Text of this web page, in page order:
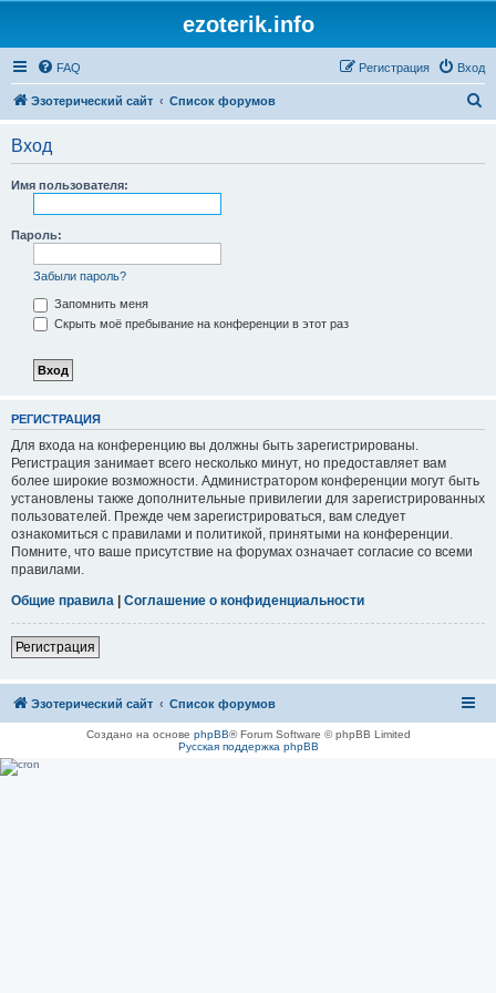
ezoterik.info
FAQ Вход
Регистрация
Эзотерический сайт Список форумов
Вход
Имя пользователя:
Пароль:
Забыли пароль?
Запомнить меня
Скрыть моё пребывание на конференции в этот раз
РЕГИСТРАЦИЯ
Для входа на конференцию вы должны быть зарегистрированы.
Регистрация занимает всего несколько минут, но предоставляет вам
более широкие возможности. Администратором конференции могут быть
установлены также дополнительные привилегии для зарегистрированных
пользователей. Прежде чем зарегистрироваться, вам следует
ознакомиться с правилами и политикой, принятыми на конференции.
Помните, что ваше присутствие на форумах означает согласие со всеми
правилами.
Общие правила | Соглашение о конфиденциальности
Регистрация
Эзотерический сайт Список форумов
Создано на основе phpBB® Forum Software © phpBB Limited
Русская поддержка phpBB